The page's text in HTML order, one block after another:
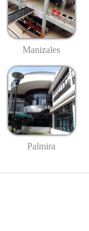
Manizales
Palmira